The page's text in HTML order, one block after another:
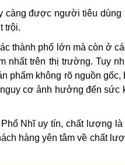
càng được người tiêu
trội.
thành phố lớn mà còn ở
nhất trên thị trường. Tuy
phẩm không rõ nguồn
cơ ảnh hưởng đến
Nhĩ uy tín, chất lượng
hàng yên tâm về chất